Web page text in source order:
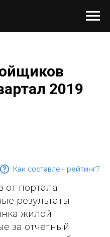
2019
Как составлен рейтинг?
от портала
результаты
жилой
за отчетный